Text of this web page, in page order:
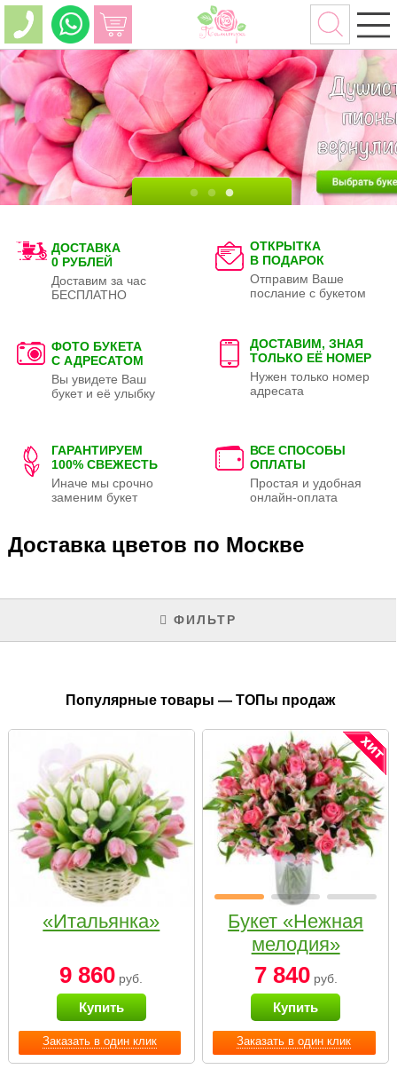
ДОСТАВКА
0 РУБЛЕЙ
Доставим за час
БЕСПЛАТНО
ОТКРЫТКА
В ПОДАРОК
Отправим Ваше
послание с букетом
ФОТО БУКЕТА
С АДРЕСАТОМ
Вы увидете Ваш
букет и её улыбку
ДОСТАВИМ, ЗНАЯ
ТОЛЬКО ЕЁ НОМЕР
Нужен только номер
адресата
ГАРАНТИРУЕМ
100% СВЕЖЕСТЬ
Иначе мы срочно
заменим букет
ВСЕ СПОСОБЫ
ОПЛАТЫ
Простая и удобная
онлайн-оплата
Доставка цветов по Москве
ФИЛЬТР
Популярные товары — ТОПы продаж
Заказать в один клик
«Итальянка»
9 860 руб.
Купить
Заказать в один клик
Букет «Нежная
мелодия»
7 840руб.
Купить